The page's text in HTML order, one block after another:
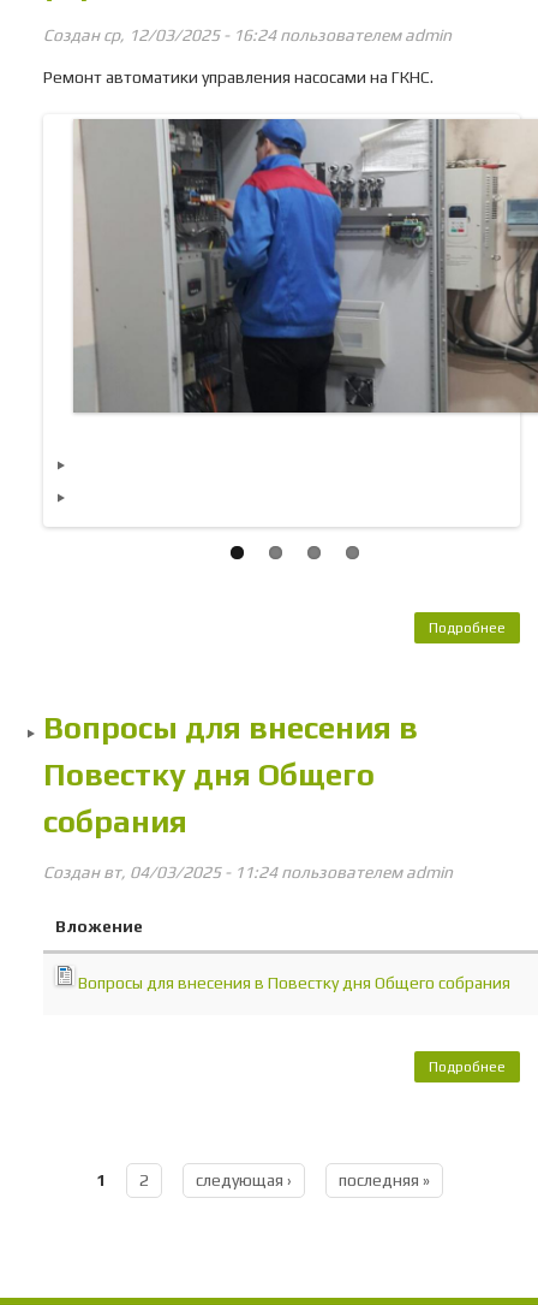
Создан ср, 12/03/2025 - 16:24 пользователемadmin
Ремонт автоматики управления насосами на ГКНС.
Подробнее
Вопросы для внесения в
Повестку дня Общего
собрания
Создан вт, 04/03/2025 - 11:24 пользователемadmin
Вложение
Вопросы для внесения в Повестку дня Общего собрания
Подробнее
Страницы
1 2 следующая › последняя »